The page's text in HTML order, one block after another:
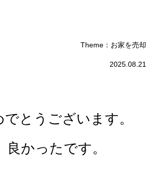
Theme： お家を売却
2025.08.21
うございます。
かったです。